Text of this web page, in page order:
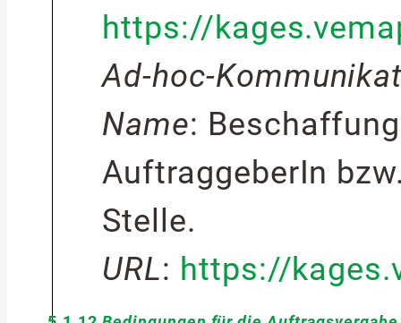
https://
Ad-hoc-
Name:
AuftraggeberIn
Stelle.
URL: https://